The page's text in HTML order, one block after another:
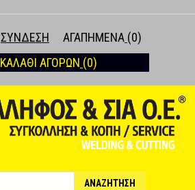
ΣΎΝΔΕΣΗ ΑΓΑΠΗΜΈΝΑ (0)
ΚΑΛΆΘΙ ΑΓΟΡΏΝ (0)
ΑΝΑΖΉΤΗΣΗ